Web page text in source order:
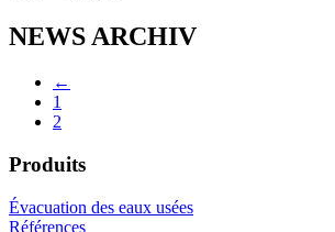
NEWS ARCHIV
←
1
2
Produits
Évacuation des eaux usées
Références